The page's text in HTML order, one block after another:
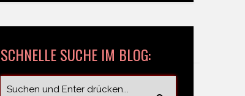
SCHNELLE SUCHE IM BLOG: